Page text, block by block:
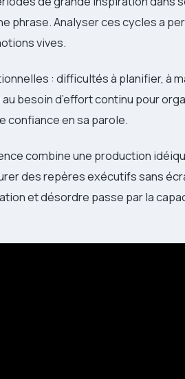
phrase. Analyser ces cycles a
vives.
: difficultés à planifier, à
besoin d’effort continu pour
confiance en sa parole.
combine une production
des repères exécutifs sans
et désordre passe par la